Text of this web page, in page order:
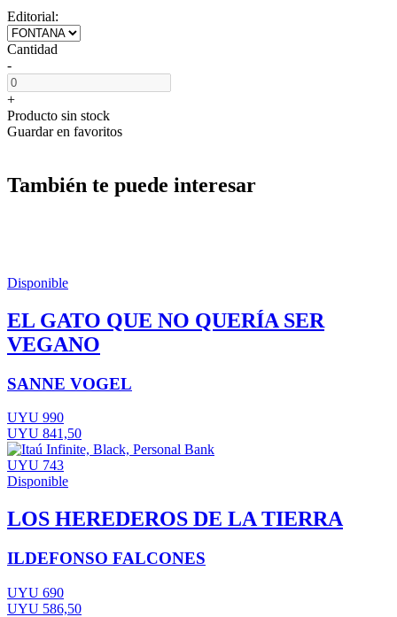
Editorial:
Cantidad
-
+
Producto sin stock
Guardar en favoritos
También te puede interesar
Disponible
EL GATO QUE NO QUERÍA SER
VEGANO
SANNE VOGEL
UYU 990
UYU 841,50
UYU 743
Disponible
LOS HEREDEROS DE LA TIERRA
ILDEFONSO FALCONES
UYU 690
UYU 586,50